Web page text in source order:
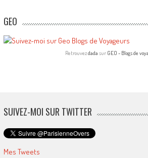
GEO
Retrouvezdada sur GEO - Blogs de
SUIVEZ-MOI SUR TWITTER
Mes Tweets